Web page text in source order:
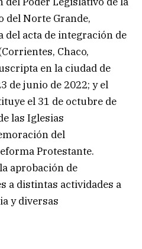
del Norte Grande,
acta de integración de
Chaco,
en la ciudad de
de junio de 2022; y el
el 31 de octubre de
las Iglesias
del
Protestante.
aprobación de
a distintas actividades a
y diversas